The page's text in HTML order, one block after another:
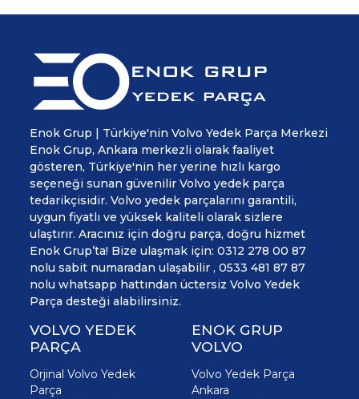
Enok Grup | Türkiye'nin Volvo Yedek Parça Merkezi
Enok Grup, Ankara merkezli olarak faaliyet
gösteren, Türkiye'nin her yerine hızlı kargo
seçeneği sunan güvenilir Volvo yedek parça
tedarikçisidir. Volvo yedek parçalarını garantili,
uygun fiyatlı ve yüksek kaliteli olarak sizlere
ulaştırır. Aracınız için doğru parça, doğru hizmet
Enok Grup’ta! Bize ulaşmak için: 0312 278 00 87
nolu sabit numaradan ulaşabilir , 0533 481 87 87
nolu whatsapp hattından üctersiz Volvo Yedek
Parça desteği alabilirsiniz.
VOLVO YEDEK
PARÇA
Orjinal Volvo Yedek
Parça
ENOK GRUP
VOLVO
Volvo Yedek Parça
Ankara